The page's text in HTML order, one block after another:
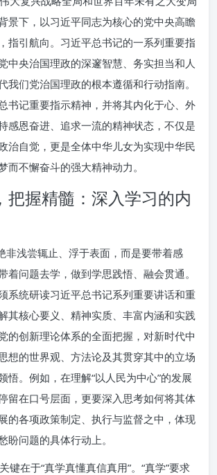
景下，以习近平同志为核心的党中央高瞻
指引航向。习近平总书记的一系列重要指
中央治国理政的深邃智慧、务实担当和人
我们党治国理政的根本遵循和行动指南。
书记重要指示精神，并将其内化于心、外
感恩奋进、追求一流的精神状态，不仅是
治自觉，更是全体中华儿女为实现中华民
而不懈奋斗的强大精神动力。
把握精髓：深入学习的内
非浅尝辄止、浮于表面，而是要带着感
着问题去学，做到学思践悟、融会贯通。
系统研读习近平总书记系列重要讲话和重
其核心要义、精神实质、丰富内涵和实践
的创新理论体系的全面把握，对新时代中
想的世界观、方法论及其贯穿其中的立场
悟。例如，在理解“以人民为中心”的发展
留在口号层面，更要深入思考如何将其体
的各项政策制定、执行与监督之中，体现
盼问题的具体行动上。
键在于“真学真懂真信真用”。“真学”要求